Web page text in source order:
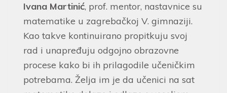
Ivana Martinić, prof. mentor, nastavnice su
matematike u zagrebačkoj V. gimnaziji.
Kao takve kontinuirano propitkuju svoj
rad i unapređuju odgojno obrazovne
procese kako bi ih prilagodile učeničkim
potrebama. Želja im je da učenici na sat